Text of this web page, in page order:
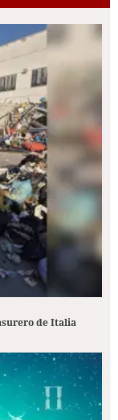
de Italia